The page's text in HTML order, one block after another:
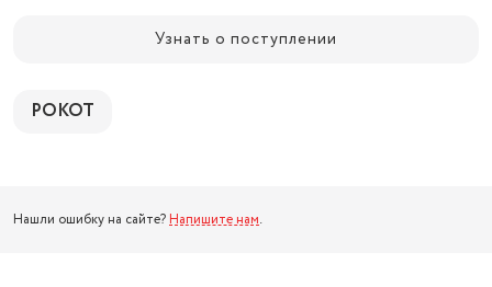
Узнать о поступлении
РОКОТ
Нашли ошибку на сайте? Напишите нам.